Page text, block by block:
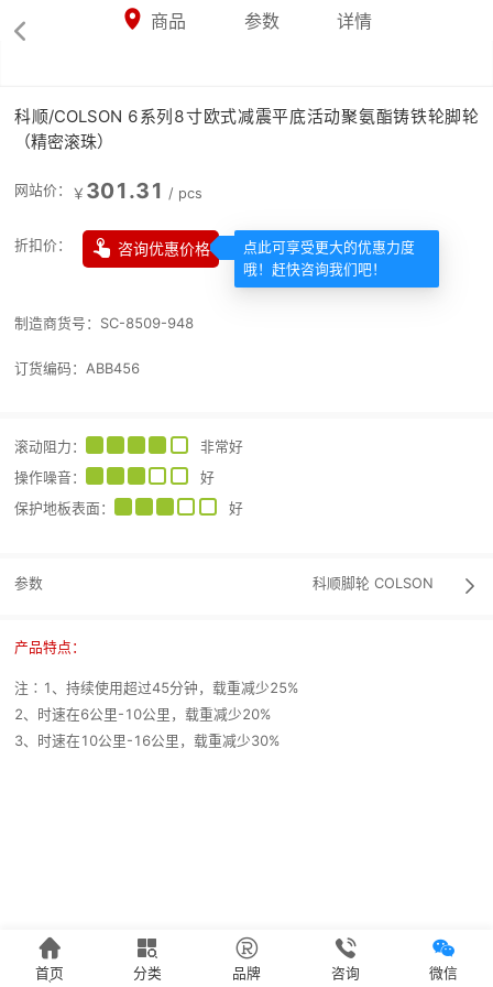

 商品 参数 详情
科顺/COLSON 6系列8寸欧式减震平底活动聚氨酯铸铁轮脚轮
（精密滚珠）
网站价： ￥ 301.31 / pcs
折扣价：  咨询优惠价格
点此可享受更大的优惠力度
哦！赶快咨询我们吧！
制造商货号： SC-8509-948
订货编码： ABB456
滚动阻力 ：
非常好
操作噪音 ：
好
保护地板表面 ： 好
参数 科顺脚轮 COLSON 
产品特点：
注∶1、持续使用超过45分钟，载重减少25%
2、时速在6公里-10公里，载重减少20%
3、时速在10公里-16公里，载重减少30%

首页

分类

品牌

咨询

微信